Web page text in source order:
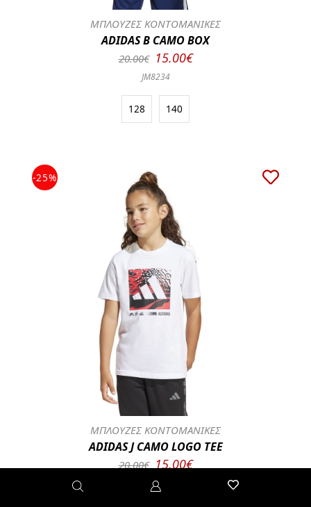
ΜΠΛΟΥΖΕΣ ΚΟΝΤΟΜΑΝΙΚΕΣ
ADIDAS B CAMO BOX
20.00€ 15.00€
JM8234
128 140
-25%
ΜΠΛΟΥΖΕΣ ΚΟΝΤΟΜΑΝΙΚΕΣ
ADIDAS J CAMO LOGO TEE
20.00€ 15.00€
JD4642